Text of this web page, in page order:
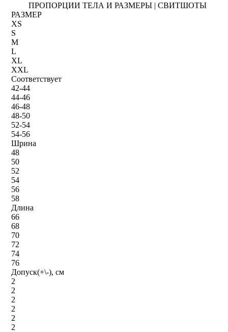
ПРОПОРЦИИ ТЕЛА И РАЗМЕРЫ | СВИТШОТЫ
РАЗМЕР
XS
S
M
L
XL
XXL
Соответствует
42-44
44-46
46-48
48-50
52-54
54-56
Шрина
48
50
52
54
56
58
Длина
66
68
70
72
74
76
Допуск(+\-), см
2
2
2
2
2
2